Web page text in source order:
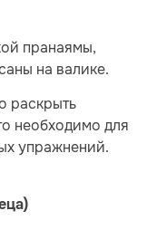
пранаямы,
на валике.
раскрыть
необходимо для
упражнений.